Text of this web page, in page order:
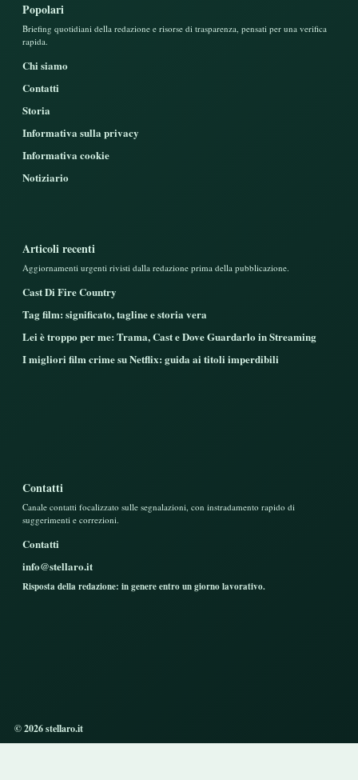
Popolari
Briefing quotidiani della redazione e risorse di trasparenza, pensati per una verifica
rapida.
Chi siamo
Contatti
Storia
Informativa sulla privacy
Informativa cookie
Notiziario
Articoli recenti
Aggiornamenti urgenti rivisti dalla redazione prima della pubblicazione.
Cast Di Fire Country
Tag film: significato, tagline e storia vera
Lei è troppo per me: Trama, Cast e Dove Guardarlo in Streaming
I migliori film crime su Netflix: guida ai titoli imperdibili
Contatti
Canale contatti focalizzato sulle segnalazioni, con instradamento rapido di
suggerimenti e correzioni.
Contatti
info@stellaro.it
Risposta della redazione: in genere entro un giorno lavorativo.
© 2026 stellaro.it